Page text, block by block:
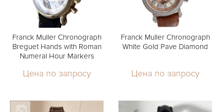
Franck Muller Chronograph
Breguet Hands with Roman
Numeral Hour Markers
Цена по запросу
Franck Muller Chronograph
White Gold Pave Diamond
Цена по запросу